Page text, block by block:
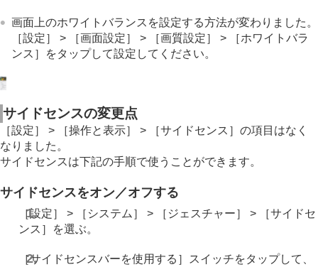
画面上のホワイトバランスを設定する方法が変わりました。
［設定］ > ［画面設定］ > ［画質設定］ > ［ホワイトバラ
ンス］をタップして設定してください。
サイドセンスの変更点
［設定］ > ［操作と表示］ > ［サイドセンス］の項目はなく
なりました。
サイドセンスは下記の手順で使うことができます。
サイドセンスをオン／オフする
［設定］ > ［システム］ > ［ジェスチャー］ > ［サイドセ
ンス］を選ぶ。
［サイドセンスバーを使用する］スイッチをタップして、